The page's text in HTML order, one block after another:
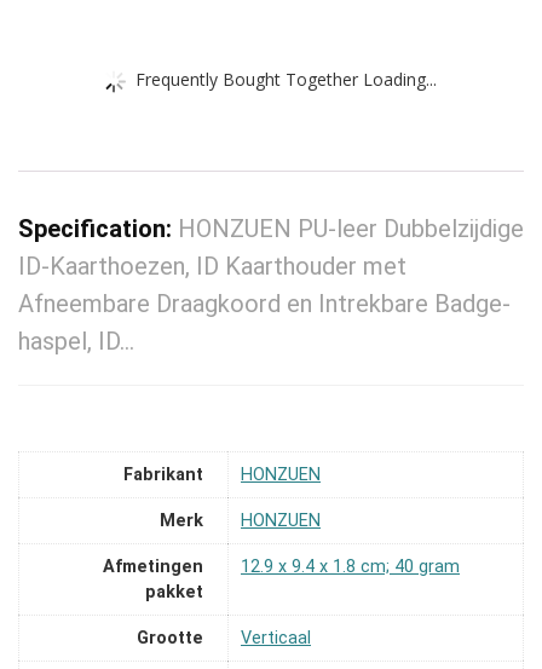
Frequently Bought Together Loading...
Specification: HONZUEN PU-leer Dubbelzijdige
ID-Kaarthoezen, ID Kaarthouder met
Afneembare Draagkoord en Intrekbare Badge-
haspel, ID…
Fabrikant ‎HONZUEN
Merk ‎HONZUEN
Afmetingen
pakket
‎12.9 x 9.4 x 1.8 cm; 40 gram
Grootte ‎Verticaal